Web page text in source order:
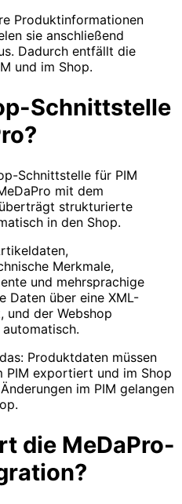
Produktinformationen
sie anschließend
Dadurch entfällt die
und im Shop.
Schnittstelle
Schnittstelle für PIM
mit dem
strukturierte
in den Shop.
Merkmale,
und mehrsprachige
Daten über eine XML-
und der Webshop
Produktdaten müssen
PIM exportiert und im Shop
im PIM gelangen
die MeDaPro-